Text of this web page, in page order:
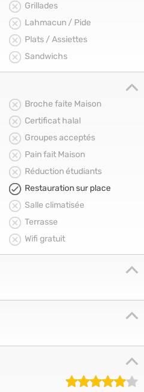
Grillades
Lahmacun / Pide
Plats / Assiettes
Sandwichs
Broche faite Maison
Certificat halal
Groupes acceptés
Pain fait Maison
Réduction étudiants
Restauration sur place
Salle climatisée
Terrasse
Wifi gratuit